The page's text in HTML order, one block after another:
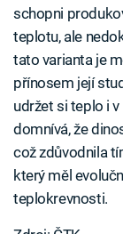
schopni
teplotu, ale
tato varianta je
přínosem její
udržet si teplo i
domnívá, že
což zdůvodnila
který měl
teplokrevnosti.